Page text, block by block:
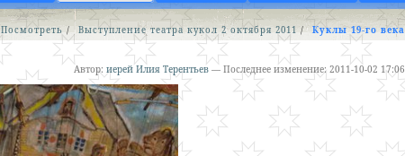
Посмотреть / Выступление театра кукол 2 октября 2011 / Куклы 19-го века
Автор: иерей Илия Терентьев — Последнее изменение: 2011-10-02 17:06